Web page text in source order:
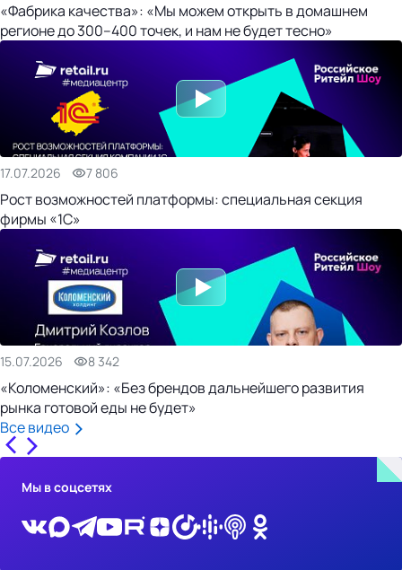
«Фабрика качества»: «Мы можем открыть в домашнем
регионе до 300–400 точек, и нам не будет тесно»
17.07.2026 7 806
Рост возможностей платформы: специальная секция
фирмы «1С»
15.07.2026 8 342
«Коломенский»: «Без брендов дальнейшего развития
рынка готовой еды не будет»
Все видео
Мы в соцсетях